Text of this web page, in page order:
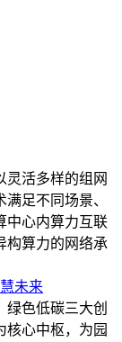
灵活多样的组网
足不同场景、
中心内算力互联
构算力的网络承
未来
绿色低碳三大创
核心中枢，为园